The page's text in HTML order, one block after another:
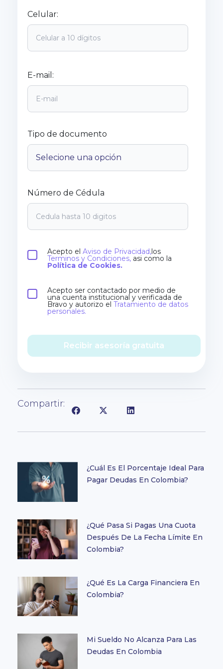
Celular:
E-mail:
Tipo de documento
Número de Cédula
Acepto el Aviso de Privacidad, los
Terminos y Condiciones, asi como la
Política de Cookies.
Acepto ser contactado por medio de
una cuenta institucional y verificada de
Bravo y autorizo el Tratamiento de datos
personales.
Recibir asesoría gratuita
Compartir:
¿Cuál Es El Porcentaje Ideal Para
Pagar Deudas En Colombia?
¿Qué Pasa Si Pagas Una Cuota
Después De La Fecha Límite En
Colombia?
¿Qué Es La Carga Financiera En
Colombia?
Mi Sueldo No Alcanza Para Las
Deudas En Colombia